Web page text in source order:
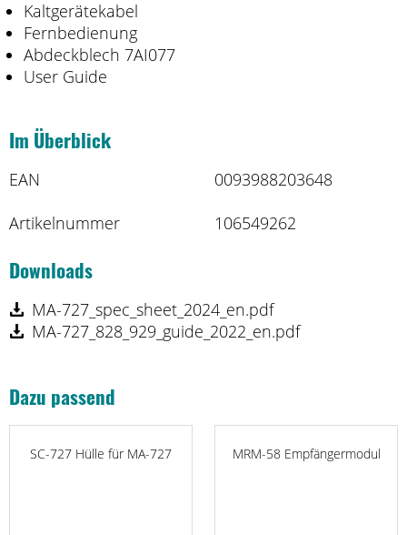
Kaltgerätekabel
Fernbedienung
Abdeckblech 7AI077
User Guide
Im Überblick
EAN
0093988203648
Artikelnummer
106549262
Downloads
MA-727_spec_sheet_2024_en.pdf
MA-727_828_929_guide_2022_en.pdf
Dazu passend
SC-727 Hülle für MA-727 MRM-58 Empfängermodul